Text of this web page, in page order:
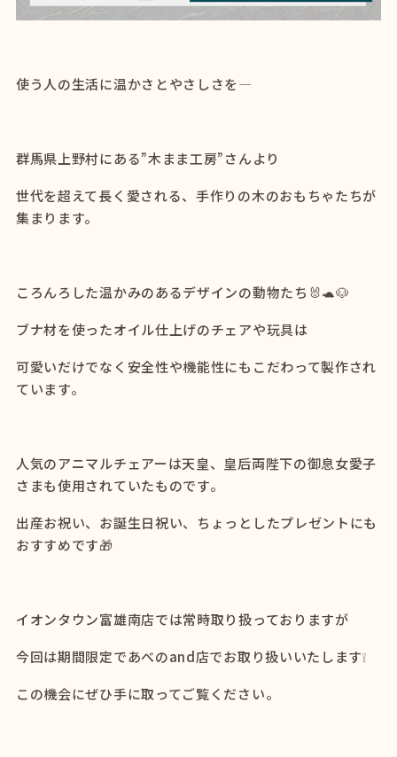
使う人の生活に温かさとやさしさを―
群馬県上野村にある”木まま工房”さんより
世代を超えて長く愛される、手作りの木のおもちゃたちが
集まります。
ころんろした温かみのあるデザインの動物たち🐰🐢🐶
ブナ材を使ったオイル仕上げのチェアや玩具は
可愛いだけでなく安全性や機能性にもこだわって製作され
ています。
人気のアニマルチェアーは天皇、皇后両陛下の御息女愛子
さまも使用されていたものです。
出産お祝い、お誕生日祝い、ちょっとしたプレゼントにも
おすすめです🎁
イオンタウン富雄南店では常時取り扱っておりますが
今回は期間限定であべのand店でお取り扱いいたします❕
この機会にぜひ手に取ってご覧ください。